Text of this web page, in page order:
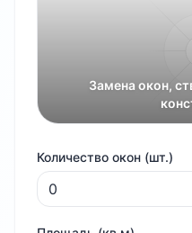
Замена окон,
Количество окон (шт.)